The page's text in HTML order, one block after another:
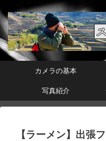
カメラの基本
写真紹介
【ラーメン】出張